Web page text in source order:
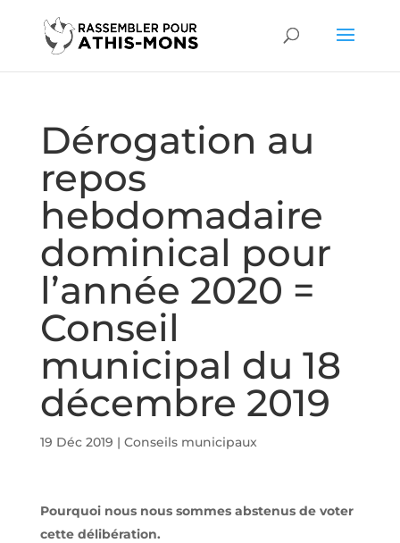
Dérogation au
repos
hebdomadaire
dominical pour
l’année 2020 =
Conseil
municipal du 18
décembre 2019
19 Déc 2019 | Conseils municipaux
Pourquoi nous nous sommes abstenus de voter
cette délibération.